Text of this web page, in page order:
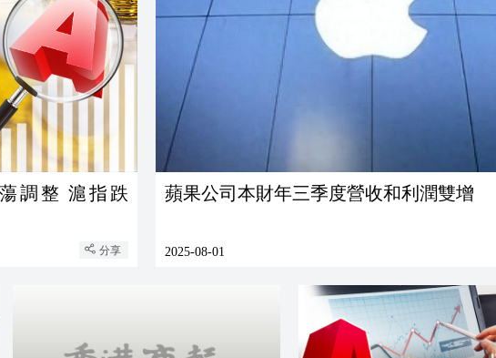
滬指跌
分享
蘋果公司本財年三季度營收和利潤雙增
2025-08-01